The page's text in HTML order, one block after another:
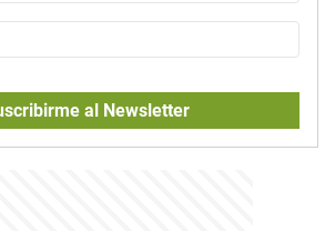
al Newsletter